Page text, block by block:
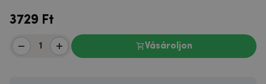
3729 Ft
Vásároljon